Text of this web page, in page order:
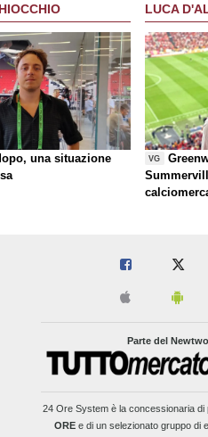
una situazione
LUCA
VG
Parte del
24 Ore Systemè la concessionaria di
OREe di un selezionato gruppo di